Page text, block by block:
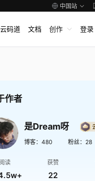
中国站
码道 文档 创作 登录
作者
是Dream呀
博客： 480 粉丝： 28
阅读 获赞
22